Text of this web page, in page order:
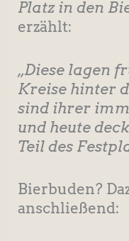
Platz in den
erzählt:
„Diese lagen
Kreise hinter
sind ihrer
und heute
Teil des
Bierbuden?
anschließend: